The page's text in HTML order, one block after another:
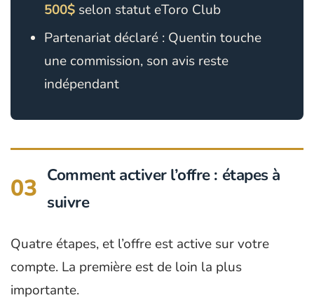
500$ selon statut eToro Club
Partenariat déclaré : Quentin touche
une commission, son avis reste
indépendant
03 Comment activer l’offre : étapes à
suivre
Quatre étapes, et l’offre est active sur votre
compte. La première est de loin la plus
importante.